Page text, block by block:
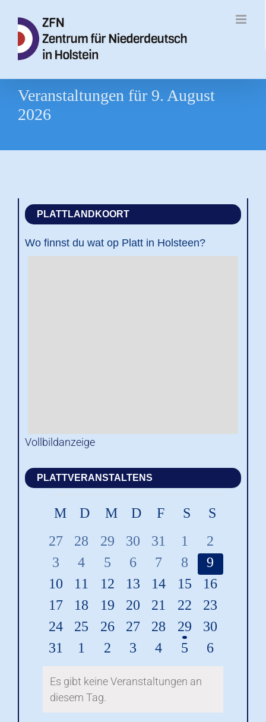
Inhalt
springen
Veranstaltungen für 9. August
2026
PLATTLANDKOORT
Wo finnst du wat op Platt in Holsteen?
Vollbildanzeige
PLATTVERANSTALTENS